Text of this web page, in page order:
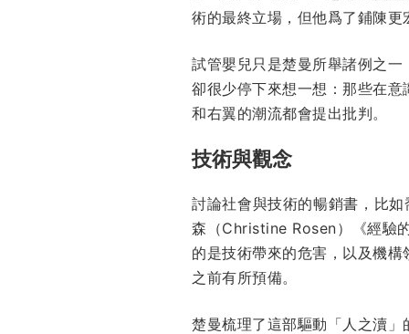
術的最終立場，但他爲了鋪陳
試管嬰兒只是楚曼所舉諸例之
卻很少停下來想一想：那些在
和右翼的潮流都會提出批判。
技術與觀念
討論社會與技術的暢銷書，比
森（Christine Rosen）《經驗
的是技術帶來的危害，以及機
之前有所預備。
楚曼梳理了這部驅動「人之瀆